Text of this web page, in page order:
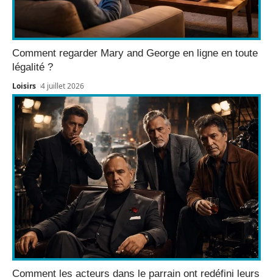
Comment regarder Mary and George en ligne en toute
légalité ?
Loisirs 4 juillet 2026
Comment les acteurs dans le parrain ont redéfini leurs